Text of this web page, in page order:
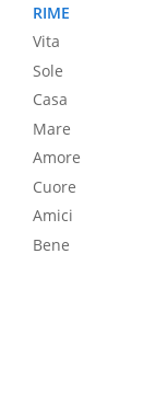
RIME
Vita
Sole
Casa
Mare
Amore
Cuore
Amici
Bene